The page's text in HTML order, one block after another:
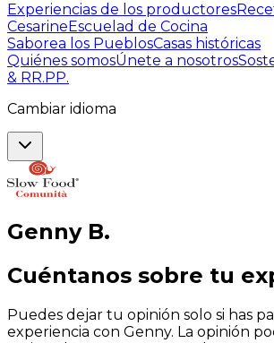
Experiencias de los productores
CesarineEscuelad de Cocina
Saborea los PueblosCasas históricas
Quiénes somosÚnete a nosotros
& RR.PP.
Cambiar idioma
Genny B.
Cuéntanos sobre tu
Puedes dejar tu opinión solo si has
experiencia con Genny. La opinión